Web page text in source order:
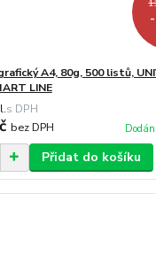
A4, 80g, 500 listů,
LINE
bez DPH
Přidat do košíku